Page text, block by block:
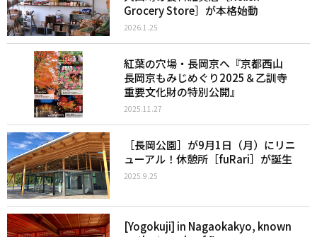
Grocery Store］が本格始動
2026.1.25
紅葉の穴場・長岡京へ『京都西山
長岡京もみじめぐり2025＆乙訓寺
重要文化財の特別公開』
2025.11.27
［長岡公園］が9月1日（月）にリニ
ューアル！休憩所［fuRari］が誕生
2025.9.25
[Yogokuji] in Nagaokakyo, known